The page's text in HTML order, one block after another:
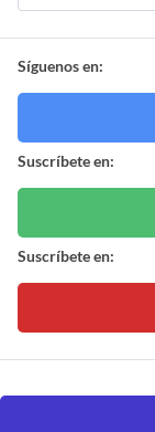
Síguenos en:
Suscríbete en:
Suscríbete en: